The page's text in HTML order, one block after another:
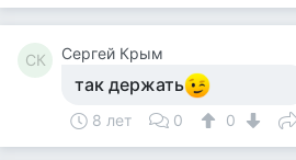
СК Сергей Крым
так держать
8 лет 0 0